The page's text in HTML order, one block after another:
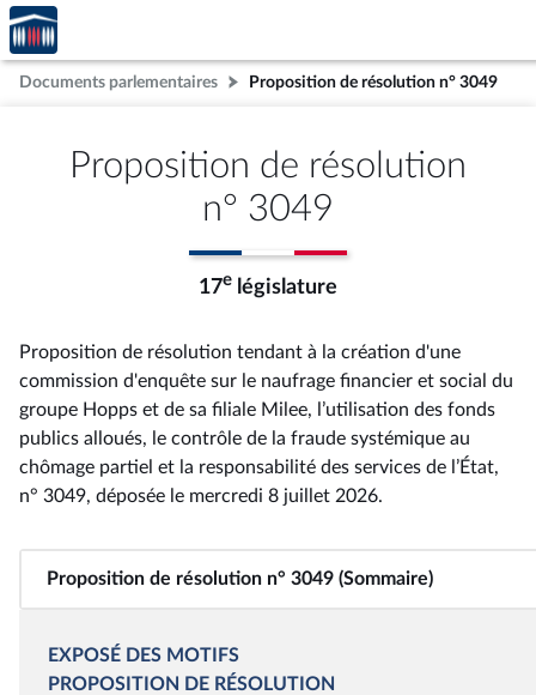
Aller au contenu
Aller en bas de la page
Accèder
à la
page
d'accueil
Documents parlementaires Proposition de résolution n° 3049
Proposition de résolution
n° 3049
17e législature
Proposition de résolution tendant à la création d'une
commission d'enquête sur le naufrage financier et social du
groupe Hopps et de sa filiale Milee, l’utilisation des fonds
publics alloués, le contrôle de la fraude systémique au
chômage partiel et la responsabilité des services de l’État,
n° 3049, déposée le mercredi 8 juillet 2026.
Proposition de résolution n° 3049 (Sommaire)
EXPOSÉ DES MOTIFS
PROPOSITION DE RÉSOLUTION